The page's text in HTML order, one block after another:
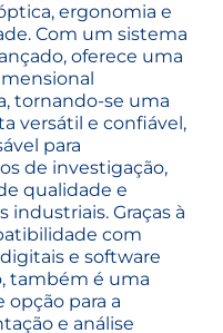
ergonomia e
Com um sistema
oferece uma
tornando-se uma
versátil e confiável,
para
de investigação,
qualidade e
industriais. Graças à
com
e software
também é uma
opção para a
e análise